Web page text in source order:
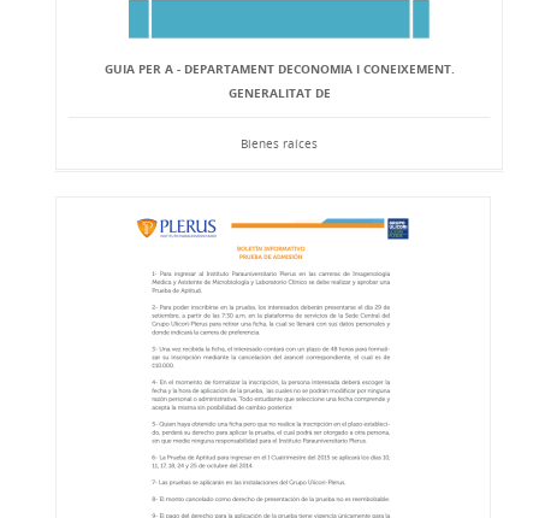
GUIA PER A - DEPARTAMENT DECONOMIA I CONEIXEMENT.
GENERALITAT DE
Bienes raíces